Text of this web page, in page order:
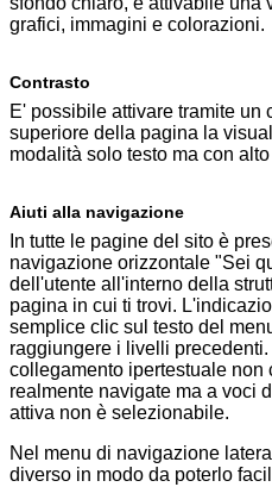
grafici, immagini e colorazioni.
Contrasto
E' possibile attivare tramite un
superiore della pagina la
modalità solo testo ma con
Aiuti alla navigazione
In tutte le pagine del sito è
navigazione orizzontale "Sei
dell'utente all'interno della
pagina in cui ti trovi.
semplice clic sul testo del
raggiungere i livelli
collegamento ipertestuale non
realmente navigate ma a voci
attiva non è selezionabile.
Nel menu di navigazione
diverso in modo da poterlo